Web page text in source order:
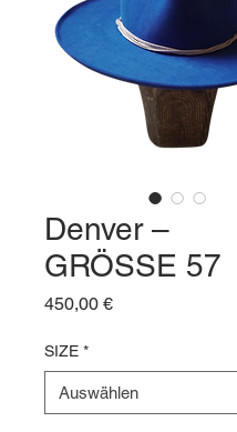
Denver –
GRÖSSE 57
450,00 €Preis
SIZE *